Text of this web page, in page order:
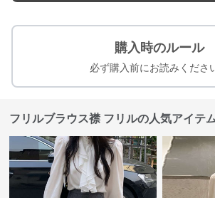
購入時のルール
必ず購入前にお読みくださ
フリルブラウス襟 フリルの人気アイテ